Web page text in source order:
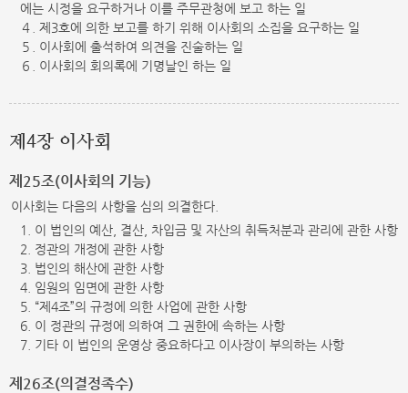
에는 시정을 요구하거나 이를 주무관청에 보고 하는 일
４. 제3호에 의한 보고를 하기 위해 이사회의 소집을 요구하는 일
５. 이사회에 출석하여 의견을 진술하는 일
６. 이사회의 회의록에 기명날인 하는 일
제4장 이사회
제25조(이사회의 기능)
이사회는 다음의 사항을 심의 의결한다.
1. 이 법인의 예산, 결산, 차입금 및 자산의 취득처분과 관리에 관한 사항
2. 정관의 개정에 관한 사항
3. 법인의 해산에 관한 사항
4. 임원의 임면에 관한 사항
5. “제4조”의 규정에 의한 사업에 관한 사항
6. 이 정관의 규정에 의하여 그 권한에 속하는 사항
7. 기타 이 법인의 운영상 중요하다고 이사장이 부의하는 사항
제26조(의결정족수)